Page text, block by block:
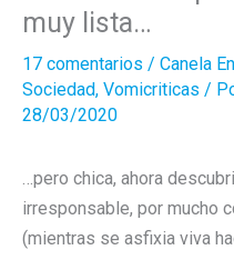
muy lista…
17 comentarios / Canela
Sociedad, Vomicriticas /
28/03/2020
…pero chica, ahora
irresponsable, por mucho
(mientras se asfixia viva